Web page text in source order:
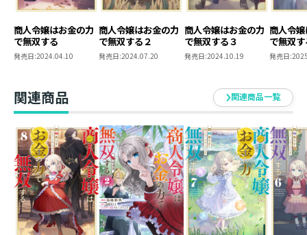
西崎ありす
犬派と猫派のどちらですか？ と聞かれることがよくあり
ます。
フルーツパンチ
ゲームとアニメとお絵かきと鳥が好きです。
商人令嬢はお金の力
で無双する
発売日:2024.04.10
商人令嬢はお金の力
で無双する２
発売日:2024.07.20
商人令嬢はお金の力
で無双する３
発売日:2024.10.19
商人令
で無双
発売日:
関連商品 関連商品一覧